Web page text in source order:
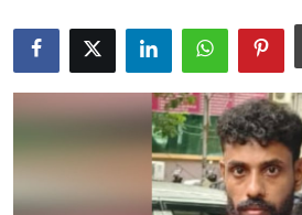
Special Story
Business
Crime
Tamilnadu